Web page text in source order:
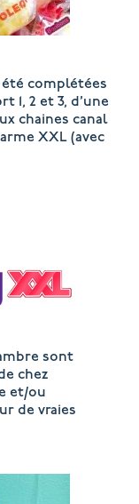
complétées
1, 2 et 3, d’une
chaines canal
XXL (avec
sont
chez
et/ou
de vraies